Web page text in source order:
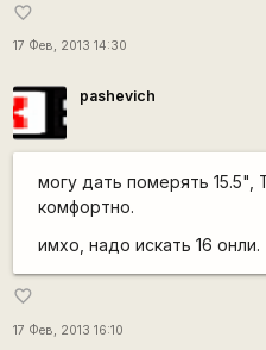
favorite_border
17 Фев, 2013 14:30
pashevich
могу дать померять 15.5",
комфортно.
имхо, надо искать 16 онли.
favorite_border
17 Фев, 2013 16:10